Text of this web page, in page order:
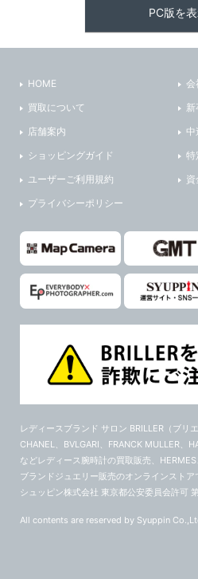
PC版を
HOME
買取について
店舗案内
ショッピングガイド
ユーザーご利用規約
プライバシーポリシー
会
新
中
特
レディースブランド サロン BRILLER（ブリエ
CHANEL、BVLGARI、FRANCK MULLER、
などレディース腕時計の買取販売、
ブランドジュエリー販売のオンラインストア
シュッピン株式会社 東京都公安委員会許可
All contents are reserved by Syuppin